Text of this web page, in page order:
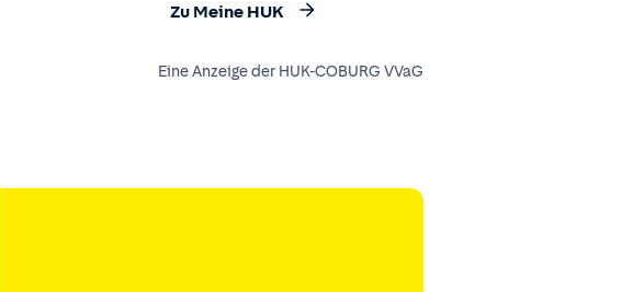
Zu Meine HUK
Eine Anzeige der HUK-COBURG VVaG